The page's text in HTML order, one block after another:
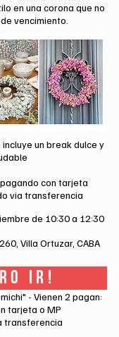
en una corona que no
vencimiento.
un break dulce y
con tarjeta
via transferencia
de 10:30 a 12:30
Villa Ortuzar, CABA
- Vienen 2 pagan:
tarjeta o MP
transferencia
IR!